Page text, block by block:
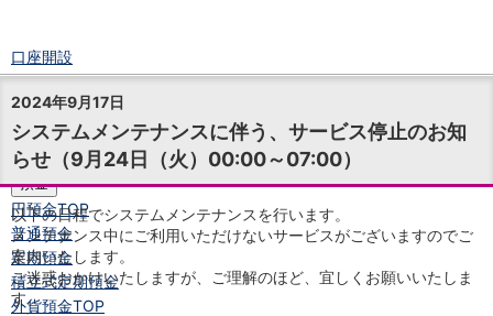
口座開設
ログイン
チャット
メニュー
商品・サービス
預金
円預金TOP
普通預金
定期預金
積立式定期預金
外貨預金TOP
2024年9月17日
システムメンテナンスに伴う、サービス停止のお知
らせ（9月24日（火）00:00～07:00）
以下の日程でシステムメンテナンスを行います。
メンテナンス中にご利用いただけないサービスがございますのでご
案内いたします。
ご迷惑おかけいたしますが、ご理解のほど、宜しくお願いいたしま
す。